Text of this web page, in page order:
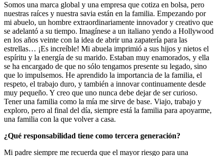
Somos una marca global y una empresa que cotiza en bolsa, pero
nuestras raíces y nuestra savia están en la familia. Empezando por
mi abuelo, un hombre extraordinariamente innovador y creativo que
se adelantó a su tiempo. Imagínese a un italiano yendo a Hollywood
en los años veinte con la idea de abrir una zapatería para las
estrellas… ¡Es increíble! Mi abuela imprimió a sus hijos y nietos el
espíritu y la energía de su marido. Estaban muy enamorados, y ella
se ha encargado de que no sólo tengamos presente su legado, sino
que lo impulsemos. He aprendido la importancia de la familia, el
respeto, el trabajo duro, y también a innovar continuamente desde
muy pequeño. Y creo que uno nunca debe dejar de ser curioso.
Tener una familia como la mía me sirve de base. Viajo, trabajo y
exploro, pero al final del día, siempre está la familia para apoyarme,
una familia con la que volver a casa.
¿Qué responsabilidad tiene como tercera generación?
Mi padre siempre me recuerda que el mayor riesgo para una